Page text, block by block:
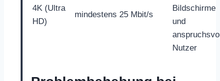
4K (Ultra
HD)
mindestens 25 Mbit/s
Bildschirme
und
Nutzer